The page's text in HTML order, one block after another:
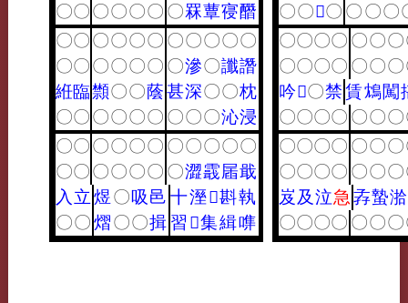
〇〇〇〇〇〇 〇罧蕈寑䤐
〇〇〇〇〇〇 〇〇〇〇〇
〇〇〇〇〇〇 〇滲〇讖譖
絍臨䫴〇〇蔭甚深〇〇枕
〇〇〇〇〇〇 〇〇〇沁浸
〇〇〇〇〇〇 〇〇〇〇〇
〇〇〇〇〇〇 〇澀霵㞚戢
入 立煜〇吸邑 十溼𧛚斟執
〇〇熠〇〇揖 習 𩎕集緝㗱
〇〇𩖄〇 〇〇〇
〇〇〇〇 〇〇〇
〇〇〇〇 〇〇〇
吟𦧈〇禁賃鴆闖
〇〇〇〇 〇〇〇
〇〇〇〇 〇〇〇
〇〇〇〇 〇〇〇
岌 及泣急 孨蟄湁
〇〇〇〇 〇〇〇